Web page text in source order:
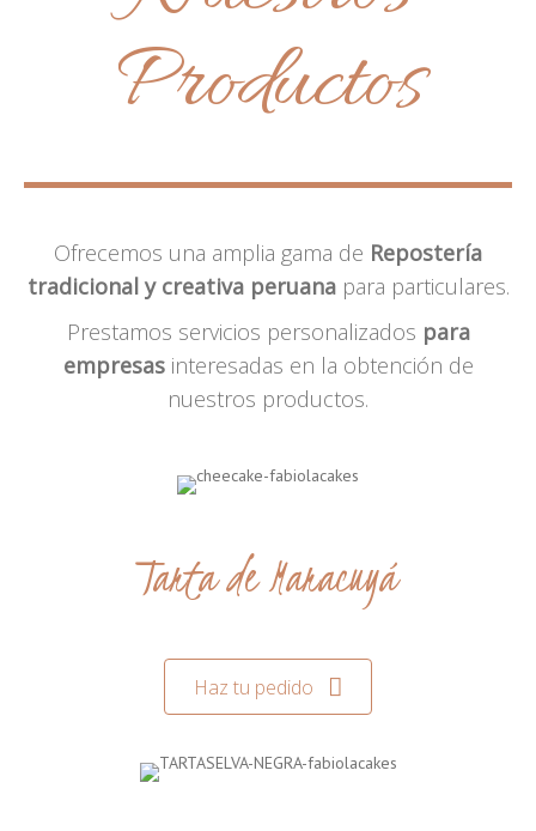
Productos
Ofrecemos una amplia gama de Repostería
tradicional y creativa peruanapara particulares.
Prestamos servicios personalizados para
empresasinteresadas en la obtención de
nuestros productos.
Tarta de Maracuyá
Haz tu pedido